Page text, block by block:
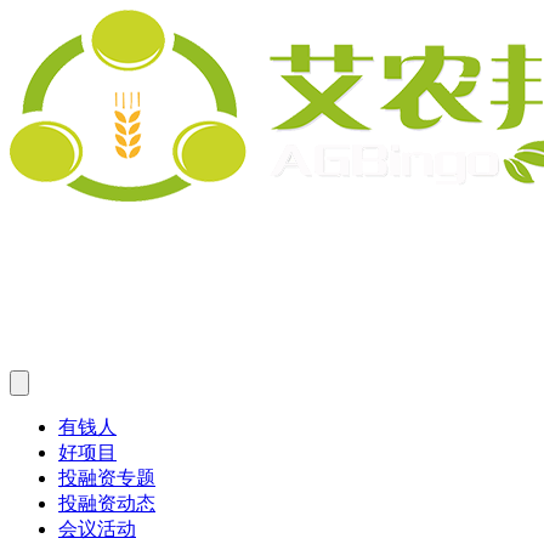
有钱人
好项目
投融资专题
投融资动态
会议活动